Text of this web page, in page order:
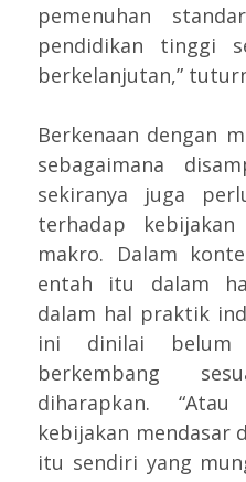
pemenuhan
pendidikan tinggi
berkelanjutan,”
Berkenaan dengan
sebagaimana
sekiranya juga
terhadap
makro. Dalam
entah itu dalam
dalam hal praktik
ini dinilai belum
berkembang
diharapkan.
kebijakan mendasar
itu sendiri yang